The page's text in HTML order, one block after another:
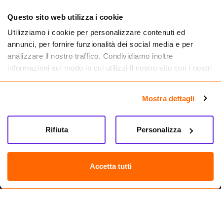
Questo sito web utilizza i cookie
Utilizziamo i cookie per personalizzare contenuti ed
annunci, per fornire funzionalità dei social media e per
analizzare il nostro traffico. Condividiamo inoltre
informazioni sul modo in cui utilizzi il nostro sito con i nostri
partner che si occupano di analisi dei dati web, pubblicità e
informazioni che hai fornito loro o che hanno raccolto dal
tuo utilizzo dei loro servizi.
Mostra dettagli
Accetta tutti
Personalizza
Rifiuta
Farma.it S.a.s. P. IVA 07417261216 REA: NA-884088
CREDITS
Sede legale Via delle Repubbliche Marinare 128, 80147 Napoli